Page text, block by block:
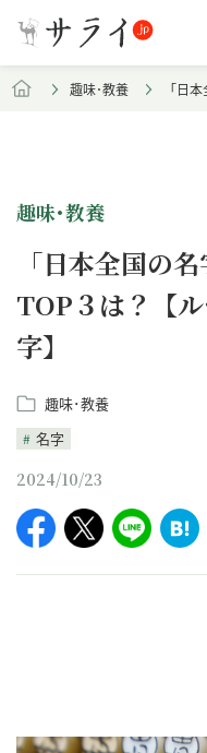
趣味･教養 「日
趣味･教養
「日本全国の
TOP３は？【
字】
趣味･教養
名字
2024/10/23